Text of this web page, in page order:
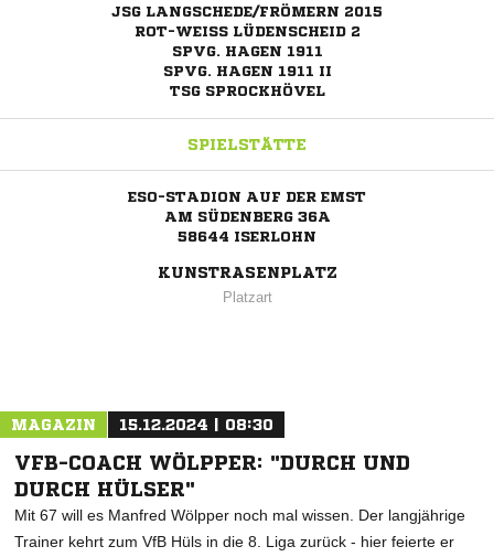
JSG LANGSCHEDE/FRÖMERN 2015
ROT-WEISS LÜDENSCHEID 2
SPVG. HAGEN 1911
SPVG. HAGEN 1911 II
TSG SPROCKHÖVEL
SPIELSTÄTTE
ESO-STADION AUF DER EMST
AM SÜDENBERG 36A
58644 ISERLOHN
KUNSTRASENPLATZ
Platzart
MAGAZIN 15.12.2024 | 08:30
VFB-COACH WÖLPPER: "DURCH UND
DURCH HÜLSER"
Mit 67 will es Manfred Wölpper noch mal wissen. Der langjährige
Trainer kehrt zum VfB Hüls in die 8. Liga zurück - hier feierte er